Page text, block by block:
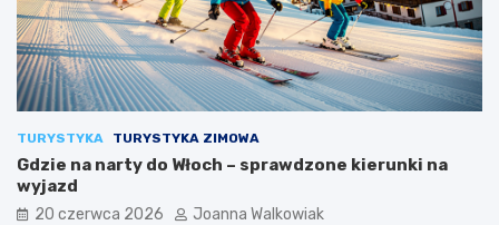
TURYSTYKA TURYSTYKA ZIMOWA
Gdzie na narty do Włoch – sprawdzone kierunki na
wyjazd
20 czerwca 2026 Joanna Walkowiak